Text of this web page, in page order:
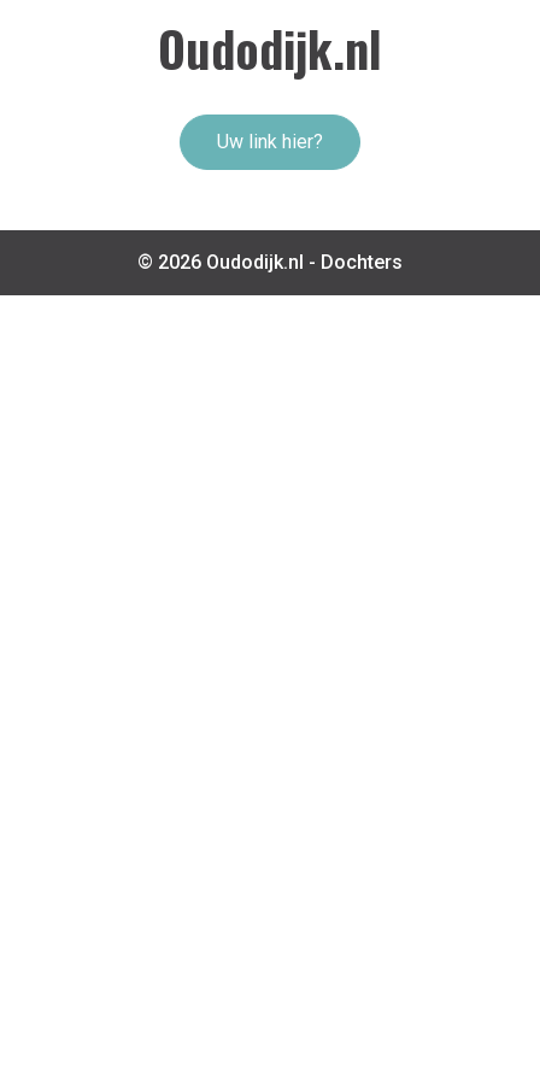
Oudodijk.nl
Uw link hier?
© 2026 Oudodijk.nl - Dochters